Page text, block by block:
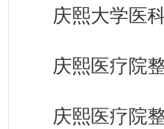
庆熙大学医科
庆熙医疗院整
庆熙医疗院整